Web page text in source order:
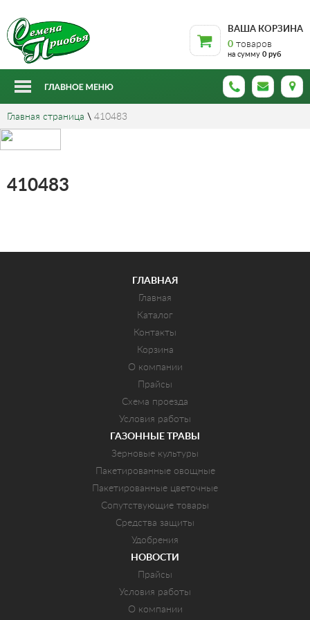
ВАША КОРЗИНА
0 товаров
на сумму 0 руб
Главная страница \ 410483
410483
ГЛАВНАЯ
Главная
Каталог
Контакты
Корзина
О компании
Прайсы
Схема проезда
Условия работы
ГАЗОННЫЕ ТРАВЫ
Зерновые культуры
Пакетированные овощные
Пакетированные цветочные
Сопутствующие товары
Средства защиты
Удобрения
НОВОСТИ
Прайсы
Условия работы
О компании